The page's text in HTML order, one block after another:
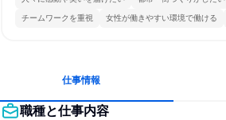
チームワークを重視 女性が働きやすい環境で働ける
仕事情報
職種と仕事内容